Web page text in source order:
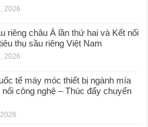
2026
riêng châu Á lần thứ hai và Kết nối
thụ sầu riêng Việt Nam
2026
tế máy móc thiết bị ngành mía
công nghệ – Thúc đẩy chuyển